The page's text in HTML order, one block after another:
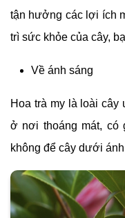
tận hưởng các lợi ích
trì sức khỏe của cây,
Về ánh sáng
Hoa trà my là loài cây
ở nơi thoáng mát, có
không để cây dưới